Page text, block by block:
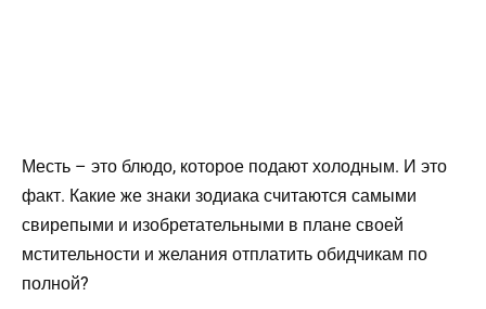
Месть – это блюдо, которое подают холодным. И это
факт. Какие же знаки зодиака считаются самыми
свирепыми и изобретательными в плане своей
мстительности и желания отплатить обидчикам по
полной?